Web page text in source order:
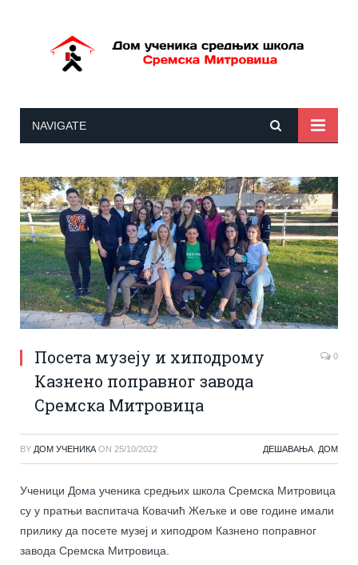
NAVIGATE
Посета музеју и хиподрому
Казнено поправног завода
Сремска Митровица
0
BY ДОМ УЧЕНИКА ON 25/10/2022 ДЕШАВАЊА, ДОМ
Ученици Дома ученика средњих школа Сремска Митровица
су у пратњи васпитача Ковачић Жељке и ове године имали
прилику да посете музеј и хиподром Казнено поправног
завода Сремска Митровица.